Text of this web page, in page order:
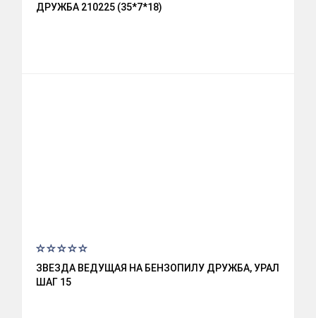
ДРУЖБА 210225 (35*7*18)
ЗВЕЗДА ВЕДУЩАЯ НА БЕНЗОПИЛУ ДРУЖБА, УРАЛ
ШАГ 15